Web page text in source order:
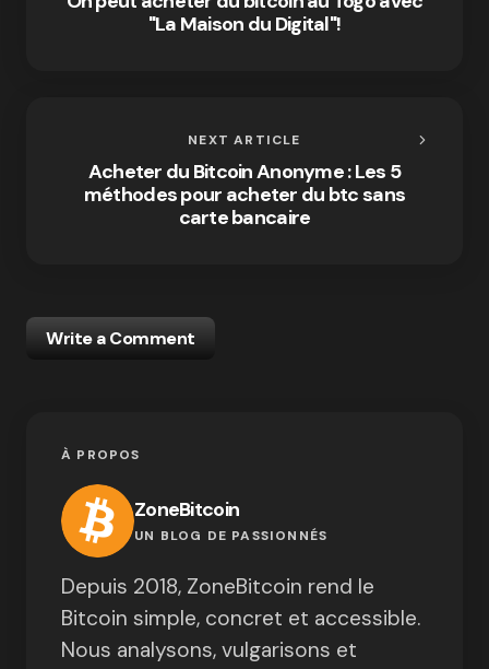
"La Maison du Digital"!
NEXT ARTICLE
Acheter du Bitcoin Anonyme : Les 5
méthodes pour acheter du btc sans
carte bancaire
Write a Comment
À PROPOS
ZoneBitcoin
UN BLOG DE PASSIONNÉS
Depuis 2018, ZoneBitcoin rend le
Bitcoin simple, concret et accessible.
Nous analysons, vulgarisons et